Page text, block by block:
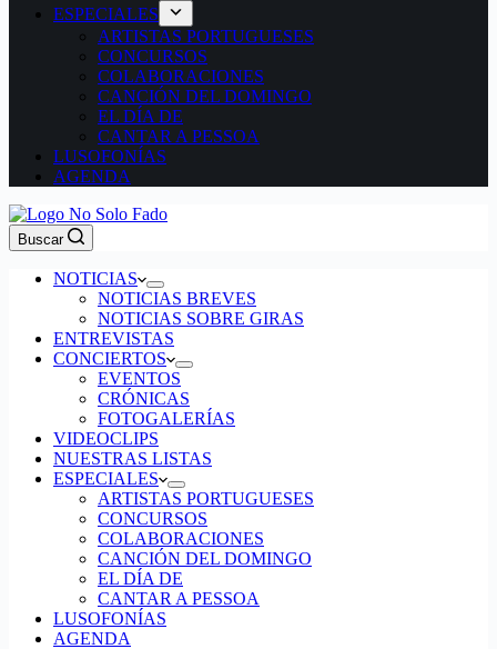
ESPECIALES
ARTISTAS PORTUGUESES
CONCURSOS
COLABORACIONES
CANCIÓN DEL DOMINGO
EL DÍA DE
CANTAR A PESSOA
LUSOFONÍAS
AGENDA
Buscar
NOTICIAS
NOTICIAS BREVES
NOTICIAS SOBRE GIRAS
ENTREVISTAS
CONCIERTOS
EVENTOS
CRÓNICAS
FOTOGALERÍAS
VIDEOCLIPS
NUESTRAS LISTAS
ESPECIALES
ARTISTAS PORTUGUESES
CONCURSOS
COLABORACIONES
CANCIÓN DEL DOMINGO
EL DÍA DE
CANTAR A PESSOA
LUSOFONÍAS
AGENDA